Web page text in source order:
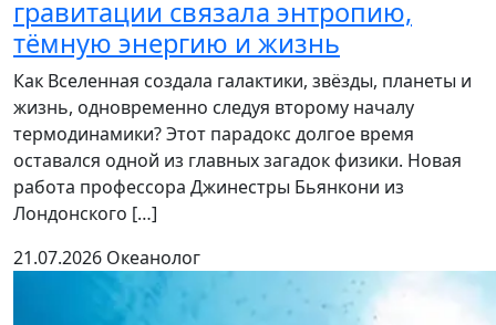
гравитации связала энтропию,
тёмную энергию и жизнь
Как Вселенная создала галактики, звёзды, планеты и
жизнь, одновременно следуя второму началу
термодинамики? Этот парадокс долгое время
оставался одной из главных загадок физики. Новая
работа профессора Джинестры Бьянкони из
Лондонского […]
21.07.2026 Океанолог